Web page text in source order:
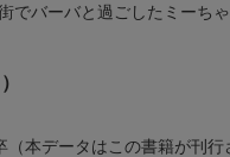
でバーバと過ごしたミーち
本データはこの書籍が刊行